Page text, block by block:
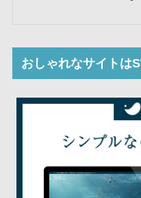
おしゃれなサイトは